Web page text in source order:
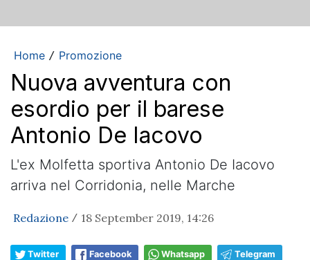
Home / Promozione
Nuova avventura con
esordio per il barese
Antonio De Iacovo
L'ex Molfetta sportiva Antonio De Iacovo
arriva nel Corridonia, nelle Marche
Redazione / 18 September 2019, 14:26
Twitter Facebook Whatsapp Telegram